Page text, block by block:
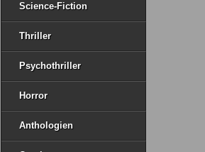
Science-Fiction
Thriller
Psychothriller
Horror
Anthologien